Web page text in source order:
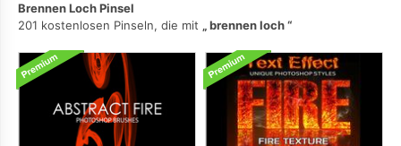
Brennen Loch Pinsel
201 kostenlosen Pinseln, die mit
brennen loch